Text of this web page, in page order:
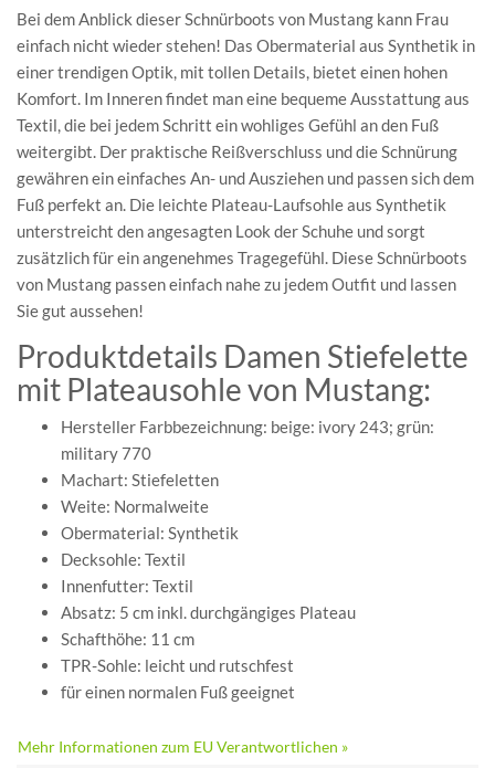
Bei dem Anblick dieser Schnürboots von Mustang kann Frau
einfach nicht wieder stehen! Das Obermaterial aus Synthetik in
einer trendigen Optik, mit tollen Details, bietet einen hohen
Komfort. Im Inneren findet man eine bequeme Ausstattung aus
Textil, die bei jedem Schritt ein wohliges Gefühl an den Fuß
weitergibt. Der praktische Reißverschluss und die Schnürung
gewähren ein einfaches An- und Ausziehen und passen sich dem
Fuß perfekt an. Die leichte Plateau-Laufsohle aus Synthetik
unterstreicht den angesagten Look der Schuhe und sorgt
zusätzlich für ein angenehmes Tragegefühl. Diese Schnürboots
von Mustang passen einfach nahe zu jedem Outfit und lassen
Sie gut aussehen!
Produktdetails Damen Stiefelette
mit Plateausohle von Mustang:
Hersteller Farbbezeichnung: beige: ivory 243; grün:
military 770
Machart: Stiefeletten
Weite: Normalweite
Obermaterial: Synthetik
Decksohle: Textil
Innenfutter: Textil
Absatz: 5 cm inkl. durchgängiges Plateau
Schafthöhe: 11 cm
TPR-Sohle: leicht und rutschfest
für einen normalen Fuß geeignet
Mehr Informationen zum EU Verantwortlichen »